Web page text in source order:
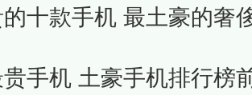
十款手机 最土豪的奢
手机 土豪手机排行榜